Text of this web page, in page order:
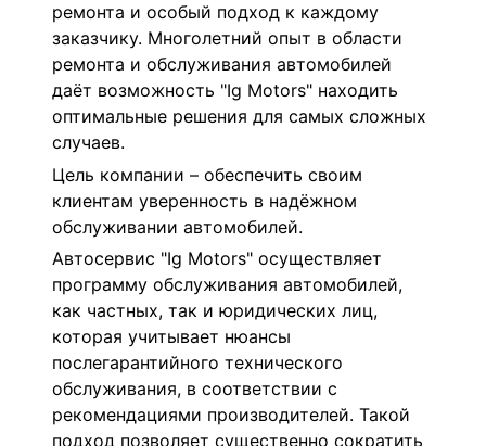
ремонта и особый подход к каждому
заказчику. Многолетний опыт в области
ремонта и обслуживания автомобилей
даёт возможность "Ig Motors" находить
оптимальные решения для самых сложных
случаев.
Цель компании – обеспечить своим
клиентам уверенность в надёжном
обслуживании автомобилей.
Автосервис "Ig Motors" осуществляет
программу обслуживания автомобилей,
как частных, так и юридических лиц,
которая учитывает нюансы
послегарантийного технического
обслуживания, в соответствии с
рекомендациями производителей. Такой
подход позволяет существенно сократить